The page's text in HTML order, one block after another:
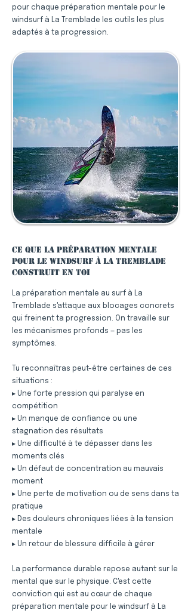
pour chaque préparation mentale pour le
windsurf à La Tremblade les outils les plus
adaptés à ta progression.
Ce que la préparation mentale
pour le windsurf à La Tremblade
construit en toi
La préparation mentale au surf à La
Tremblade s'attaque aux blocages concrets
qui freinent ta progression. On travaille sur
les mécanismes profonds — pas les
symptômes.
Tu reconnaîtras peut-être certaines de ces
situations :
▸ Une forte pression qui paralyse en
compétition
▸ Un manque de confiance ou une
stagnation des résultats
▸ Une difficulté à te dépasser dans les
moments clés
▸ Un défaut de concentration au mauvais
moment
▸ Une perte de motivation ou de sens dans ta
pratique
▸ Des douleurs chroniques liées à la tension
mentale
▸ Un retour de blessure difficile à gérer
La performance durable repose autant sur le
mental que sur le physique. C'est cette
conviction qui est au cœur de chaque
préparation mentale pour le windsurf à La